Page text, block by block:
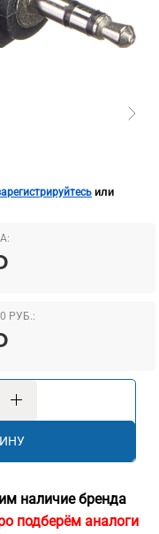
или
РУБ.:
наличие бренда
подберём аналоги